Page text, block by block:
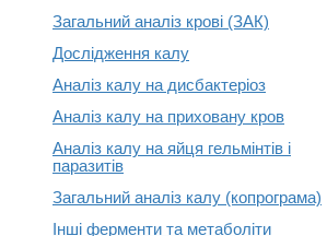
Загальний аналіз крові (ЗАК)
Дослідження калу
Аналіз калу на дисбактеріоз
Аналіз калу на приховану кров
Аналіз калу на яйця гельмінтів і
паразитів
Загальний аналіз калу (копрограма)
Інші ферменти та метаболіти